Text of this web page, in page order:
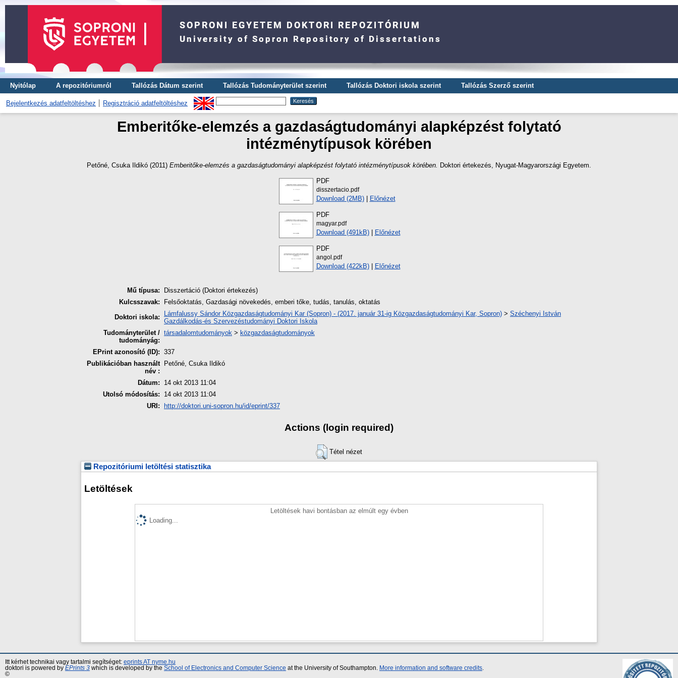
Nyitólap A repozitóriumról Tallózás Dátum szerint Tallózás Tudományterület szerint Tallózás Doktori iskola szerint Tallózás Szerző szerint
Bejelentkezés adatfeltöltéshez Regisztráció adatfeltöltéshez
Emberitőke-elemzés a gazdaságtudományi alapképzést folytató
intézménytípusok körében
Petőné, Csuka Ildikó (2011) Emberitőke-elemzés a gazdaságtudományi alapképzést folytató intézménytípusok körében. Doktori értekezés , Nyugat-Magyarországi Egyetem.
PDF
disszertacio.pdf
Download (2MB)| Előnézet
PDF
magyar.pdf
Download (491kB)| Előnézet
PDF
angol.pdf
Download (422kB)| Előnézet
Mű típusa:
Disszertáció (Doktori értekezés)
Kulcsszavak:
Felsőoktatás, Gazdasági növekedés, emberi tőke, tudás, tanulás, oktatás
Doktori iskola:
Lámfalussy Sándor Közgazdaságtudományi Kar (Sopron) - (2017. január 31-ig Közgazdaságtudományi Kar, Sopron) > Széchenyi István
Gazdálkodás-és Szervezéstudományi Doktori Iskola
Tudományterület /
tudományág:
társadalomtudományok > közgazdaságtudományok
EPrint azonosító (ID): 337
Publikációban használt
név :
Petőné, Csuka Ildikó
Dátum:
14 okt 2013 11:04
Utolsó módosítás:
14 okt 2013 11:04
URI:
http://doktori.uni-sopron.hu/id/eprint/337
Actions (login required)
Tétel nézet
Repozitóriumi letöltési statisztika
Letöltések
Letöltések havi bontásban az elmúlt egy évben
Loading...
Itt kérhet technikai vagy tartalmi segítséget: eprints AT nyme.hu
doktori is powered by EPrints 3 which is developed by the School of Electronics and Computer Science at the University of Southampton. More information and software credits
©